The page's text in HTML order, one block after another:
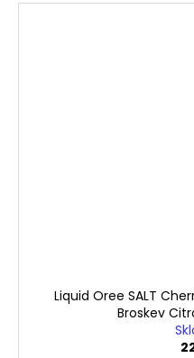
Liquid Oree SALT
Broskev